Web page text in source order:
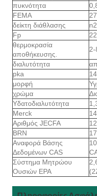
πυκνότητα
FEMA
δείκτη διάθλασης
Fp
θερμοκρασία
αποθήκευσης.
2-
διαλυτότητα
pka
μορφή
χρώμα
Υδατοδιαλυτότητα
Merck
Αριθμός JECFA
BRN
Αναφορά Βάσης
Δεδομένων CAS
Σύστημα Μητρώου
Ουσιών EPA